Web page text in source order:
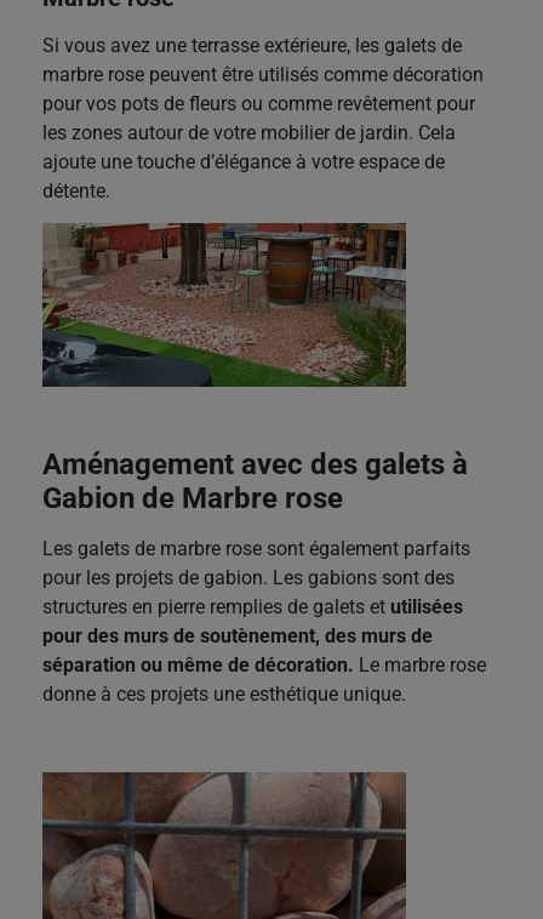
Si vous avez une terrasse extérieure, les galets de
marbre rose peuvent être utilisés comme décoration
pour vos pots de fleurs ou comme revêtement pour
les zones autour de votre mobilier de jardin. Cela
ajoute une touche d’élégance à votre espace de
détente.
Aménagement avec des galets à
Gabion de Marbre rose
Les galets de marbre rose sont également parfaits
pour les projets de gabion. Les gabions sont des
structures en pierre remplies de galets et utilisées
pour des murs de soutènement, des murs de
séparation ou même de décoration. Le marbre rose
donne à ces projets une esthétique unique.